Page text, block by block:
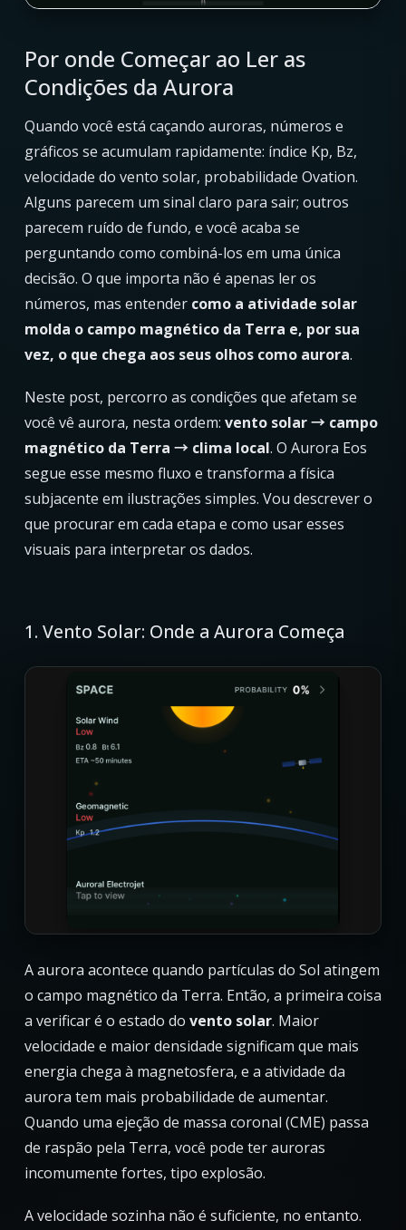
Por onde Começar ao Ler as
Condições da Aurora
Quando você está caçando auroras, números e
gráficos se acumulam rapidamente: índice Kp, Bz,
velocidade do vento solar, probabilidade Ovation.
Alguns parecem um sinal claro para sair; outros
parecem ruído de fundo, e você acaba se
perguntando como combiná-los em uma única
decisão. O que importa não é apenas ler os
números, mas entender como a atividade solar
molda o campo magnético da Terra e, por sua
vez, o que chega aos seus olhos como aurora.
Neste post, percorro as condições que afetam se
você vê aurora, nesta ordem: vento solar → campo
magnético da Terra → clima local. O Aurora Eos
segue esse mesmo fluxo e transforma a física
subjacente em ilustrações simples. Vou descrever o
que procurar em cada etapa e como usar esses
visuais para interpretar os dados.
1. Vento Solar: Onde a Aurora Começa
A aurora acontece quando partículas do Sol atingem
o campo magnético da Terra. Então, a primeira coisa
a verificar é o estado do vento solar. Maior
velocidade e maior densidade significam que mais
energia chega à magnetosfera, e a atividade da
aurora tem mais probabilidade de aumentar.
Quando uma ejeção de massa coronal (CME) passa
de raspão pela Terra, você pode ter auroras
incomumente fortes, tipo explosão.
A velocidade sozinha não é suficiente, no entanto.